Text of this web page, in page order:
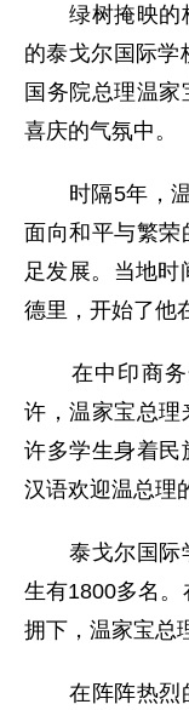
绿树掩映的校
的泰戈尔国际学
国务院总理温
喜庆的气氛中。
时隔5年，温
面向和平与繁荣
足发展。当地
德里，开始了他
在中印商务
许，温家宝总理
许多学生身着民
汉语欢迎温总理
泰戈尔国际学
生有1800多名。
拥下，温家宝总
在阵阵热烈的